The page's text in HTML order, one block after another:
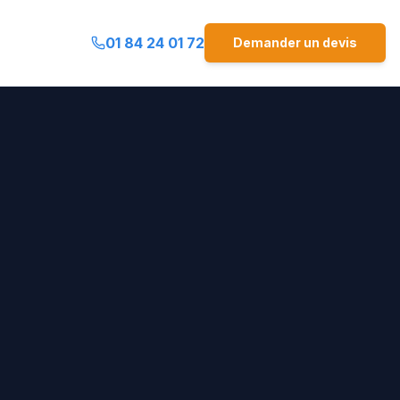
01 84 24 01 72 Demander un devis